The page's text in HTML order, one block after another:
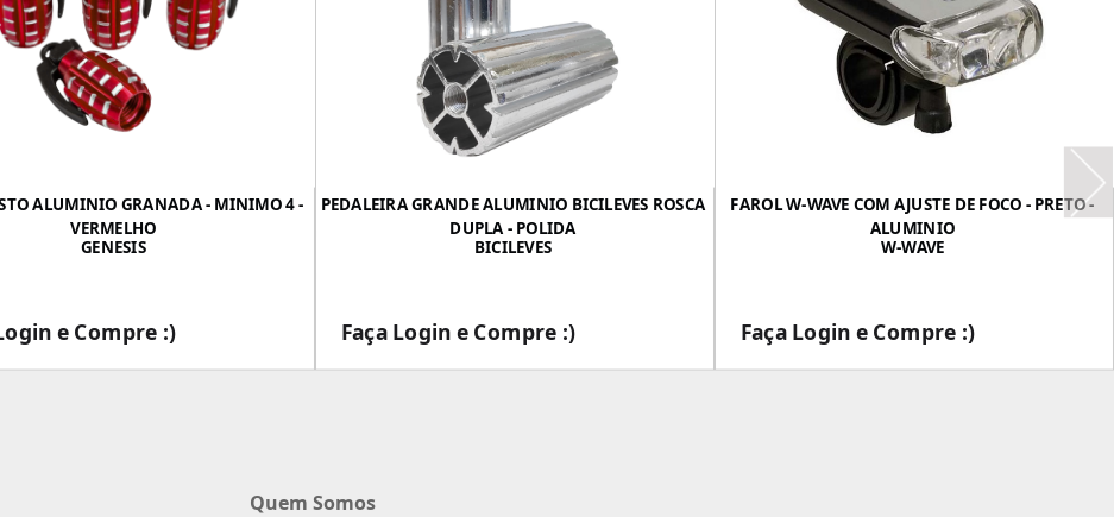
ALUMINIO GRANADA - MINIMO 4 -
VERMELHO
GENESIS
e Compre :)
PEDALEIRA GRANDE ALUMINIO BICILEVES ROSCA
DUPLA - POLIDA
BICILEVES
Faça Login e Compre :)
FAROL W-WAVE COM AJUSTE DE FOCO - PRETO -
ALUMINIO
W-WAVE
Faça Login e Compre :)
Quem Somos